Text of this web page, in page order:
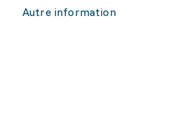
Autre information